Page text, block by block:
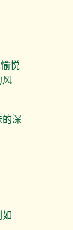
悦
风
深
如